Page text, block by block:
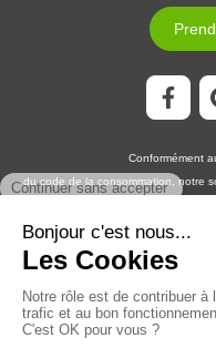
Conformément
du code de la consommation, notre
En cas de litige, vous
https://
MEDIATION